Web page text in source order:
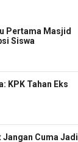
Pertama Masjid
Siswa
KPK Tahan Eks
Jangan Cuma Jadi